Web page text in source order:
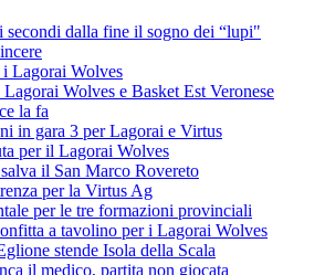
secondi dalla fine il sogno dei “lupi"
i Lagorai Wolves
Wolves e Basket Est Veronese
la fa
in gara 3 per Lagorai e Virtus
per il Lagorai Wolves
il San Marco Rovereto
per la Virtus Ag
per le tre formazioni provinciali
a tavolino per i Lagorai Wolves
stende Isola della Scala
il medico, partita non giocata